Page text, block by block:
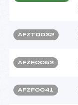
AFZT0032
AFZF0052
AFZF0041